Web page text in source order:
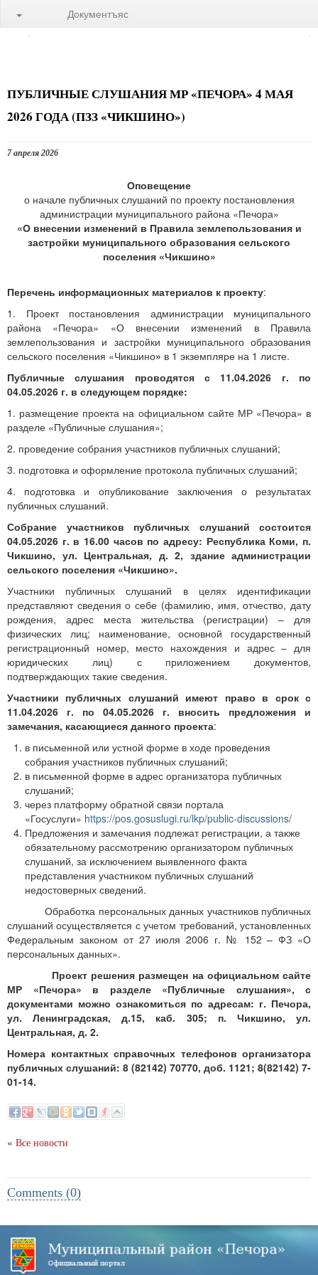
Документъяс
ПУБЛИЧНЫЕ СЛУШАНИЯ МР «ПЕЧОРА» 4 МАЯ
2026 ГОДА (ПЗЗ «ЧИКШИНО»)
7 апреля 2026
Оповещение
о начале публичных слушаний по проекту постановления
администрации муниципального района «Печора»
«О внесении изменений в Правила землепользования и
застройки муниципального образования сельского
поселения «Чикшино»
Перечень информационных материалов к проекту:
1. Проект постановления администрации муниципального
района «Печора» «О внесении изменений в Правила
землепользования и застройки муниципального образования
сельского поселения «Чикшино» в 1 экземпляре на 1 листе.
Публичные слушания проводятся с 11.04.2026 г. по
04.05.2026 г. в следующем порядке:
1. размещение проекта на официальном сайте МР «Печора» в
разделе «Публичные слушания»;
2. проведение собрания участников публичных слушаний;
3. подготовка и оформление протокола публичных слушаний;
4. подготовка и опубликование заключения о результатах
публичных слушаний.
Собрание участников публичных слушаний состоится
04.05.2026 г. в 16.00 часов по адресу: Республика Коми, п.
Чикшино, ул. Центральная, д. 2, здание администрации
сельского поселения «Чикшино».
Участники публичных слушаний в целях идентификации
представляют сведения о себе (фамилию, имя, отчество, дату
рождения, адрес места жительства (регистрации) – для
физических лиц; наименование, основной государственный
регистрационный номер, место нахождения и адрес – для
юридических лиц) с приложением документов,
подтверждающих такие сведения.
Участники публичных слушаний имеют право в срок с
11.04.2026 г. по 04.05.2026 г. вносить предложения и
замечания, касающиеся данного проекта:
в письменной или устной форме в ходе проведения
собрания участников публичных слушаний;
в письменной форме в адрес организатора публичных
слушаний;
через платформу обратной связи портала
«Госуслуги» https://pos.gosuslugi.ru/lkp/public-discussions/
Предложения и замечания подлежат регистрации, а также
обязательному рассмотрению организатором публичных
слушаний, за исключением выявленного факта
представления участником публичных слушаний
недостоверных сведений.
Обработка персональных данных участников публичных
слушаний осуществляется с учетом требований, установленных
Федеральным законом от 27 июля 2006 г. № 152 – ФЗ «О
персональных данных».
Проект решения размещен на официальном сайте
МР «Печора» в разделе «Публичные слушания», с
документами можно ознакомиться по адресам: г. Печора,
ул. Ленинградская, д.15, каб. 305; п. Чикшино, ул.
Центральная, д. 2.
Номера контактных справочных телефонов организатора
публичных слушаний: 8 (82142) 70770, доб. 1121; 8(82142) 7-
01-14.
« Все новости
Comments (0)